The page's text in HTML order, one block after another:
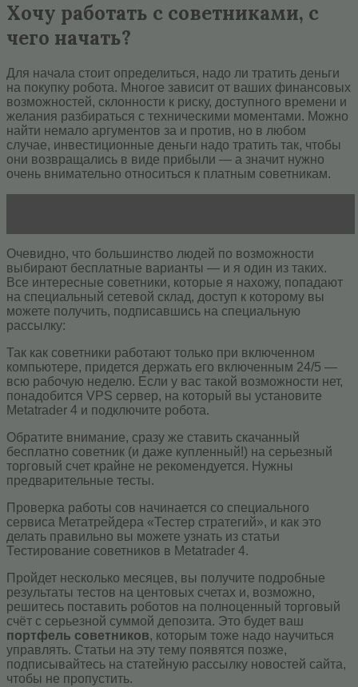
Хочу работать с советниками, с
чего начать?
Для начала стоит определиться, надо ли тратить деньги
на покупку робота. Многое зависит от ваших финансовых
возможностей, склонности к риску, доступного времени и
желания разбираться с техническими моментами. Можно
найти немало аргументов за и против, но в любом
случае, инвестиционные деньги надо тратить так, чтобы
они возвращались в виде прибыли — а значит нужно
очень внимательно относиться к платным советникам.
Очевидно, что большинство людей по возможности
выбирают бесплатные варианты — и я один из таких.
Все интересные советники, которые я нахожу, попадают
на специальный сетевой склад, доступ к которому вы
можете получить, подписавшись на специальную
рассылку:
Так как советники работают только при включенном
компьютере, придется держать его включенным 24/5 —
всю рабочую неделю. Если у вас такой возможности нет,
понадобится VPS сервер, на который вы установите
Metatrader 4 и подключите робота.
Обратите внимание, сразу же ставить скачанный
бесплатно советник (и даже купленный!) на серьезный
торговый счет крайне не рекомендуется. Нужны
предварительные тесты.
Проверка работы сов начинается со специального
сервиса Метатрейдера «Тестер стратегий», и как это
делать правильно вы можете узнать из статьи
Тестирование советников в Metatrader 4.
Пройдет несколько месяцев, вы получите подробные
результаты тестов на центовых счетах и, возможно,
решитесь поставить роботов на полноценный торговый
счёт с серьезной суммой депозита. Это будет ваш
портфель советников, которым тоже надо научиться
управлять. Статьи на эту тему появятся позже,
подписывайтесь на статейную рассылку новостей сайта,
чтобы не пропустить.